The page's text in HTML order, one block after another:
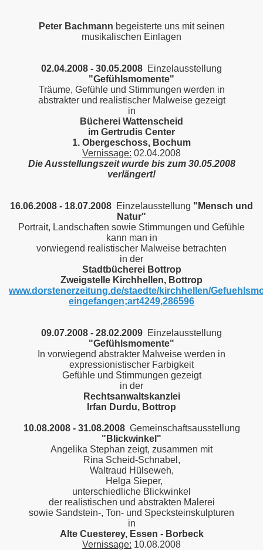
Peter Bachmann begeisterte uns mit seinen
musikalischen Einlagen
02.04.2008 - 30.05.2008 Einzelausstellung
"Gefühlsmomente"
Träume, Gefühle und Stimmungen werden in
abstrakter und realistischer Malweise gezeigt
in
Bücherei Wattenscheid
im Gertrudis Center
1. Obergeschoss, Bochum
Vernissage: 02.04.2008
Die Ausstellungszeit wurde bis zum 30.05.2008
verlängert!
16.06.2008 - 18.07.2008 Einzelausstellung "Mensch und
Natur"
Portrait, Landschaften sowie Stimmungen und Gefühle
kann man in
vorwiegend realistischer Malweise betrachten
in der
Stadtbücherei Bottrop
Zweigstelle Kirchhellen, Bottrop
www.dorstenerzeitung.de/staedte/kirchhellen/
eingefangen;art4249,286596
09.07.2008 - 28.02.2009 Einzelausstellung
"Gefühlsmomente"
In vorwiegend abstrakter Malweise werden in
expressionistischer Farbigkeit
Gefühle und Stimmungen gezeigt
in der
Rechtsanwaltskanzlei
Irfan Durdu, Bottrop
10.08.2008 - 31.08.2008 Gemeinschaftsausstellung
"Blickwinkel"
Angelika Stephan zeigt, zusammen mit
Rina Scheid-Schnabel,
Waltraud Hülseweh,
Helga Sieper,
unterschiedliche Blickwinkel
der realistischen und abstrakten Malerei
sowie Sandstein-, Ton- und Specksteinskulpturen
in
Alte Cuesterey, Essen - Borbeck
Vernissage: 10.08.2008